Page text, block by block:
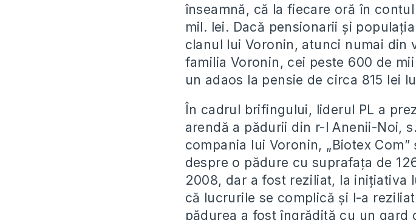
înseamnă, că la fiecare oră în
mil. lei. Dacă pensionarii şi
clanul lui Voronin, atunci numai din
familia Voronin, cei peste 600 de
un adaos la pensie de circa 815 lei
În cadrul brifingului, liderul PL a
arendă a pădurii din r-l Anenii-Noi,
compania lui Voronin, „Biotex
despre o pădure cu suprafaţa de
2008, dar a fost reziliat, la iniţiativa
că lucrurile se complică şi l-a
pădurea a fost îngrădită cu un gard